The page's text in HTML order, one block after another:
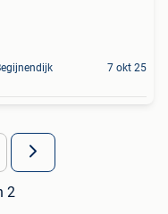
7 okt 25
2